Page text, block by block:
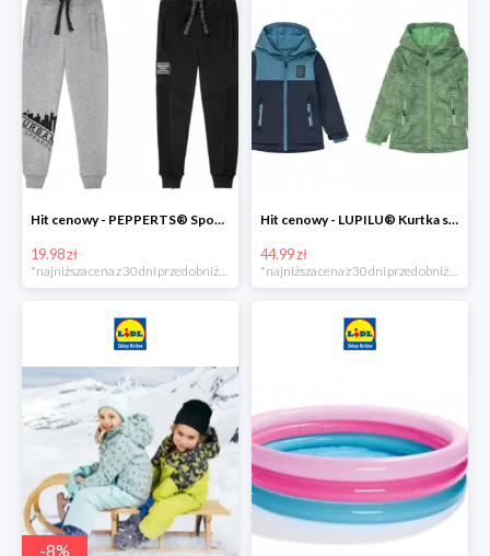
Hit cenowy - PEPPERTS® Spodnie dresowe chłopięce, 1 para
19.98 zł
Hit cenowy - LUPILU® Kurtka softshell chłopięca, 1 sztuka
44.99 zł
-8%